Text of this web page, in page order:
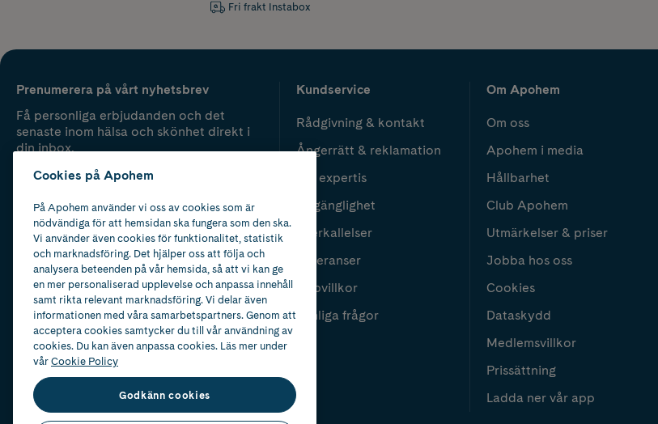
Fri frakt Instabox
Prenumerera på vårt nyhetsbrev
Få personliga erbjudanden och det
senaste inom hälsa och skönhet direkt i
din inbox.
Kundservice
Rådgivning & kontakt
Ångerrätt & reklamation
Vår expertis
Tillgänglighet
Återkallelser
Leveranser
Köpvillkor
Vanliga frågor
Om Apohem
Om oss
Apohem i media
Hållbarhet
Club Apohem
Utmärkelser & priser
Jobba hos oss
Cookies
Dataskydd
Medlemsvillkor
Prissättning
Ladda ner vår app
Cookies på Apohem
På Apohem använder vi oss av cookies som är
nödvändiga för att hemsidan ska fungera som den ska.
Vi använder även cookies för funktionalitet, statistik
och marknadsföring. Det hjälper oss att följa och
analysera beteenden på vår hemsida, så att vi kan ge
en mer personaliserad upplevelse och anpassa innehåll
samt rikta relevant marknadsföring. Vi delar även
informationen med våra samarbetspartners. Genom att
acceptera cookies samtycker du till vår användning av
cookies. Du kan även anpassa cookies. Läs mer under
vårCookie Policy
Godkänn cookies